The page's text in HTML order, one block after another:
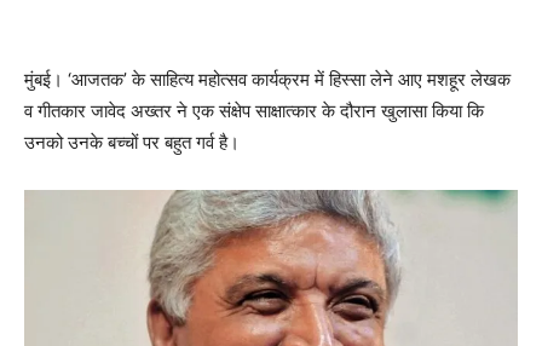
मुंबई। ‘आजतक’ के साहित्य महोत्सव कार्यक्रम में हिस्सा लेने आए मशहूर लेखक
व गीतकार जावेद अख्तर ने एक संक्षेप साक्षात्‍कार के दौरान खुलासा किया कि
उनको उनके बच्‍चों पर बहुत गर्व है।